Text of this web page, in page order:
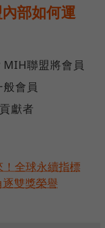
部如何運
聯盟將會員
會員
獻者
全球永續指標
雙獎榮譽